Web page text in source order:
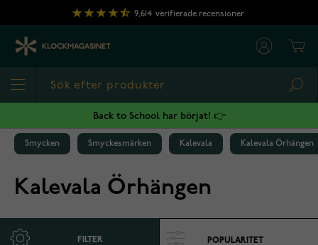
Hoppa till innehållet
9,614 verifierade recensioner
Back to School har börjat! 👉
Smycken Smyckesmärken Kalevala Kalevala Örhängen
Kalevala Örhängen
FILTER